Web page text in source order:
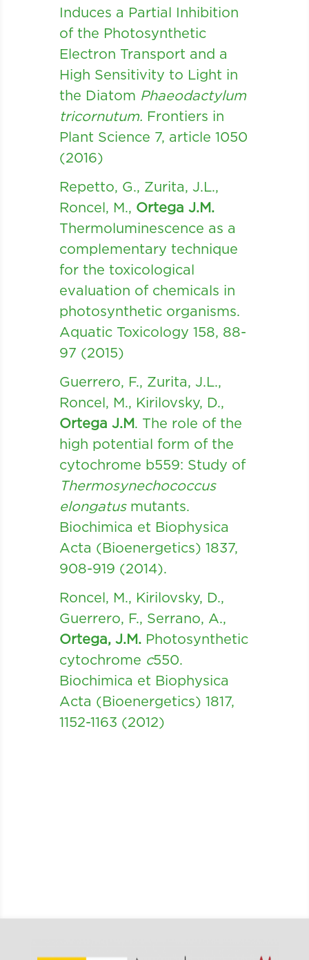
Induces a Partial Inhibition
of the Photosynthetic
Electron Transport and a
High Sensitivity to Light in
the Diatom Phaeodactylum
tricornutum. Frontiers in
Plant Science 7, article 1050
(2016)
Repetto, G., Zurita, J.L.,
Roncel, M., Ortega J.M.
Thermoluminescence as a
complementary technique
for the toxicological
evaluation of chemicals in
photosynthetic organisms.
Aquatic Toxicology 158, 88-
97 (2015)
Guerrero, F., Zurita, J.L.,
Roncel, M., Kirilovsky, D.,
Ortega J.M . The role of the
high potential form of the
cytochrome b559: Study of
Thermosynechococcus
elongatusmutants.
Biochimica et Biophysica
Acta (Bioenergetics) 1837,
908-919 (2014).
Roncel, M., Kirilovsky, D.,
Guerrero, F., Serrano, A.,
Ortega, J.M.Photosynthetic
cytochrome c550.
Biochimica et Biophysica
Acta (Bioenergetics) 1817,
1152-1163 (2012)